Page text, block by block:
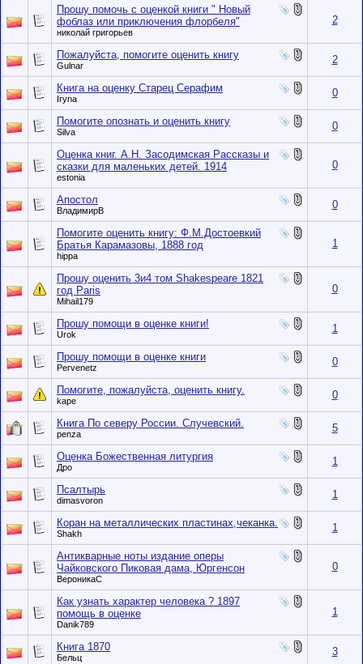
Прошу помочь с оценкой книги " Новый
фоблаз или приключения флорбеля"
николай григорьев
2
Пожалуйста, помогите оценить книгу
Gulnar 2
Книга на оценку Старец Серафим
Iryna 0
Помогите опознать и оценить книгу
Silva 0
Оценка книг. А.Н. Засодимская Рассказы и
сказки для маленьких детей. 1914
estonia
0
Апостол
ВладимирВ 0
Помогите оценить книгу: Ф.М.Достоевкий
Братья Карамазовы, 1888 год
hippa
1
Прошу оценить 3и4 том Shakespeare 1821
год Paris
Mihail179
0
Прошу помощи в оценке книги!
Urok 1
Прошу помощи в оценке книги
Pervenetz 0
Помогите, пожалуйста, оценить книгу.
kape 0
Книга По северу России. Случевский.
penza 5
Оценка Божественная литургия
Дро 1
Псалтырь
dimasvoron 1
Коран на металлических пластинах,чеканка.
Shakh 1
Антикварные ноты издание оперы
Чайковского Пиковая дама, Юргенсон
ВероникаС
0
Как узнать характер человека ? 1897
помощь в оценке
Danik789
1
Книга 1870
Бельц 3